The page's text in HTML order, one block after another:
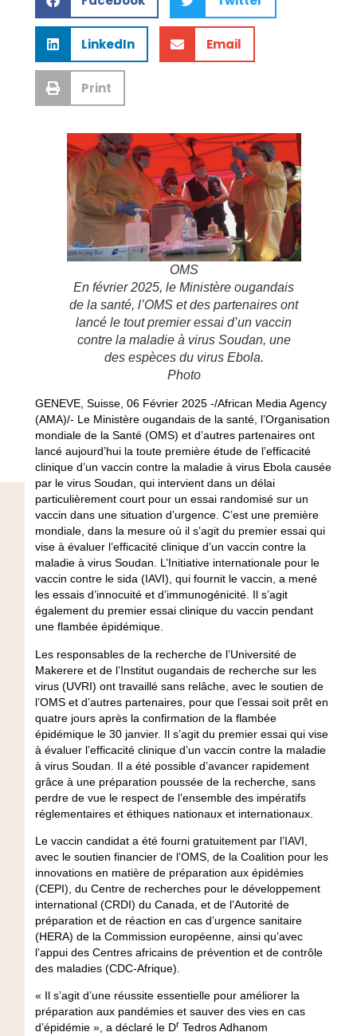
LinkedIn Email
Print
OMS
En février 2025, le Ministère ougandais
de la santé, l’OMS et des partenaires ont
lancé le tout premier essai d’un vaccin
contre la maladie à virus Soudan, une
des espèces du virus Ebola.
Photo
GENEVE, Suisse, 06 Février 2025 -/African Media Agency
(AMA)/- Le Ministère ougandais de la santé, l’Organisation
mondiale de la Santé (OMS) et d’autres partenaires ont
lancé aujourd’hui la toute première étude de l’efficacité
clinique d’un vaccin contre la maladie à virus Ebola causée
par le virus Soudan, qui intervient dans un délai
particulièrement court pour un essai randomisé sur un
vaccin dans une situation d’urgence. C’est une première
mondiale, dans la mesure où il s’agit du premier essai qui
vise à évaluer l’efficacité clinique d’un vaccin contre la
maladie à virus Soudan. L’Initiative internationale pour le
vaccin contre le sida (IAVI), qui fournit le vaccin, a mené
les essais d’innocuité et d’immunogénicité. Il s’agit
également du premier essai clinique du vaccin pendant
une flambée épidémique.
Les responsables de la recherche de l’Université de
Makerere et de l’Institut ougandais de recherche sur les
virus (UVRI) ont travaillé sans relâche, avec le soutien de
l’OMS et d’autres partenaires, pour que l’essai soit prêt en
quatre jours après la confirmation de la flambée
épidémique le 30 janvier. Il s’agit du premier essai qui vise
à évaluer l’efficacité clinique d’un vaccin contre la maladie
à virus Soudan. Il a été possible d’avancer rapidement
grâce à une préparation poussée de la recherche, sans
perdre de vue le respect de l’ensemble des impératifs
réglementaires et éthiques nationaux et internationaux.
Le vaccin candidat a été fourni gratuitement par l’IAVI,
avec le soutien financier de l’OMS, de la Coalition pour les
innovations en matière de préparation aux épidémies
(CEPI), du Centre de recherches pour le développement
international (CRDI) du Canada, et de l’Autorité de
préparation et de réaction en cas d’urgence sanitaire
(HERA) de la Commission européenne, ainsi qu’avec
l’appui des Centres africains de prévention et de contrôle
des maladies (CDC-Afrique).
« Il s’agit d’une réussite essentielle pour améliorer la
préparation aux pandémies et sauver des vies en cas
d’épidémie », a déclaré le DrTedros Adhanom